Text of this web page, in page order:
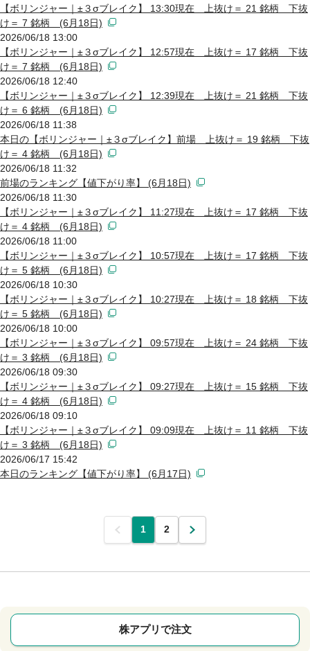
【ボリンジャー｜±３σブレイク】 13:30現在 上抜け＝ 21 銘柄 下抜
け＝ 7 銘柄 (6月18日)
2026/06/18 13:00
【ボリンジャー｜±３σブレイク】 12:57現在 上抜け＝ 17 銘柄 下抜
け＝ 7 銘柄 (6月18日)
2026/06/18 12:40
【ボリンジャー｜±３σブレイク】 12:39現在 上抜け＝ 21 銘柄 下抜
け＝ 6 銘柄 (6月18日)
2026/06/18 11:38
本日の【ボリンジャー｜±３σブレイク】前場 上抜け＝ 19 銘柄 下抜
け＝ 4 銘柄 (6月18日)
2026/06/18 11:32
前場のランキング【値下がり率】 (6月18日)
2026/06/18 11:30
【ボリンジャー｜±３σブレイク】 11:27現在 上抜け＝ 17 銘柄 下抜
け＝ 4 銘柄 (6月18日)
2026/06/18 11:00
【ボリンジャー｜±３σブレイク】 10:57現在 上抜け＝ 17 銘柄 下抜
け＝ 5 銘柄 (6月18日)
2026/06/18 10:30
【ボリンジャー｜±３σブレイク】 10:27現在 上抜け＝ 18 銘柄 下抜
け＝ 5 銘柄 (6月18日)
2026/06/18 10:00
【ボリンジャー｜±３σブレイク】 09:57現在 上抜け＝ 24 銘柄 下抜
け＝ 3 銘柄 (6月18日)
2026/06/18 09:30
【ボリンジャー｜±３σブレイク】 09:27現在 上抜け＝ 15 銘柄 下抜
け＝ 4 銘柄 (6月18日)
2026/06/18 09:10
【ボリンジャー｜±３σブレイク】 09:09現在 上抜け＝ 11 銘柄 下抜
け＝ 3 銘柄 (6月18日)
2026/06/17 15:42
本日のランキング【値下がり率】 (6月17日)
前 1 2 次
株アプリで注文